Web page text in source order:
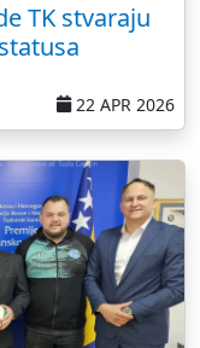
TK stvaraju
22 APR 2026